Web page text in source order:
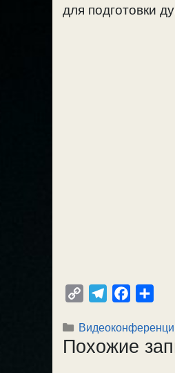
для подготовки
p
y
l
e
c
e
п
р
Рубрики
Похожие